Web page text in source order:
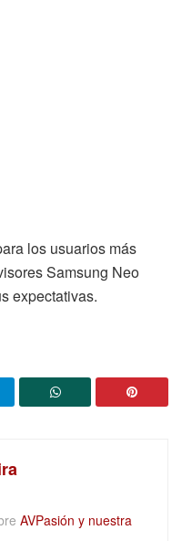
los usuarios más
Samsung Neo
expectativas.
AVPasión y nuestra